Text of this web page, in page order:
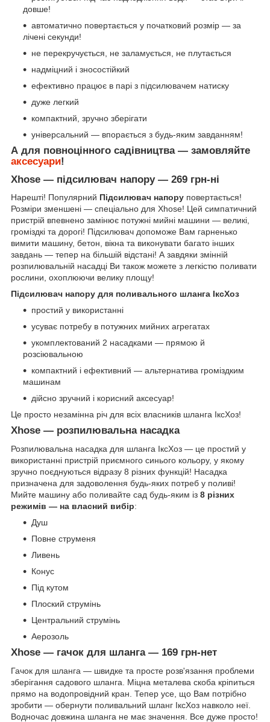
довше!
автоматично повертається у початковий розмір — за
лічені секунди!
не перекручується, не заламується, не плутається
надміцний і зносостійкий
ефективно працює в парі з підсилювачем натиску
дуже легкий
компактний, зручно зберігати
універсальний — впорається з будь-яким завданням!
А для повноцінного садівництва — замовляйте
аксесуари!
Xhose ― підсилювач напору — 269 грн-ні
Нарешті! Популярний Підсилювач напору повертається!
Розміри зменшені — спеціально для Xhose! Цей симпатичний
пристрій впевнено замінює потужні мийні машини — великі,
громіздкі та дорогі! Підсилювач допоможе Вам гарненько
вимити машину, бетон, вікна та виконувати багато інших
завдань — тепер на більшій відстані! А завдяки змінній
розпилювальній насадці Ви також можете з легкістю поливати
рослини, охоплюючи велику площу!
Підсилювач напору для поливального шланга ІксХоз
простий у використанні
усуває потребу в потужних мийних агрегатах
укомплектований 2 насадками — прямою й
розсіювальною
компактний і ефективний — альтернатива громіздким
машинам
дійсно зручний і корисний аксесуар!
Це просто незамінна річ для всіх власників шланга ІксХоз!
Xhose — розпилювальна насадка
Розпилювальна насадка для шланга ІксХоз — це простий у
використанні пристрій приємного синього кольору, у якому
зручно поєднуються відразу 8 різних функцій! Насадка
призначена для задоволення будь-яких потреб у поливі!
Мийте машину або поливайте сад будь-яким із 8 різних
режимів — на власний вибір:
Душ
Повне струменя
Ливень
Конус
Під кутом
Плоский струмінь
Центральний струмінь
Аерозоль
Xhose — гачок для шланга — 169 грн-нет
Гачок для шланга — швидке та просте розв'язання проблеми
зберігання садового шланга. Міцна металева скоба кріпиться
прямо на водопровідний кран. Тепер усе, що Вам потрібно
зробити — обернути поливальний шланг ІксХоз навколо неї.
Водночас довжина шланга не має значення. Все дуже просто!